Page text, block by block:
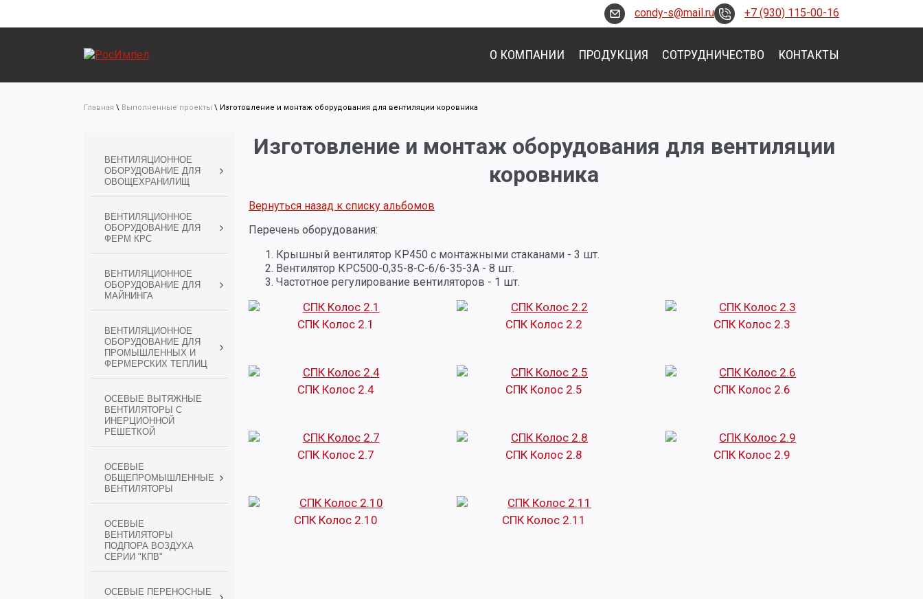
condy-s@mail.ru +7 (930) 115-00-16
О КОМПАНИИ ПРОДУКЦИЯ СОТРУДНИЧЕСТВО КОНТАКТЫ
Главная \ Выполненные проекты \ Изготовление и монтаж оборудования для вентиляции коровника
ВЕНТИЛЯЦИОННОЕ
ОБОРУДОВАНИЕ ДЛЯ
ОВОЩЕХРАНИЛИЩ
ВЕНТИЛЯЦИОННОЕ
ОБОРУДОВАНИЕ ДЛЯ
ФЕРМ КРС
ВЕНТИЛЯЦИОННОЕ
ОБОРУДОВАНИЕ ДЛЯ
МАЙНИНГА
ВЕНТИЛЯЦИОННОЕ
ОБОРУДОВАНИЕ ДЛЯ
ПРОМЫШЛЕННЫХ И
ФЕРМЕРСКИХ ТЕПЛИЦ
ОСЕВЫЕ ВЫТЯЖНЫЕ
ВЕНТИЛЯТОРЫ С
ИНЕРЦИОННОЙ
РЕШЕТКОЙ
ОСЕВЫЕ
ОБЩЕПРОМЫШЛЕННЫЕ
ВЕНТИЛЯТОРЫ
ОСЕВЫЕ
ВЕНТИЛЯТОРЫ
ПОДПОРА ВОЗДУХА
СЕРИИ "КПВ"
ОСЕВЫЕ ПЕРЕНОСНЫЕ
Изготовление и монтаж оборудования для вентиляции
коровника
Вернуться назад к списку альбомов
Перечень оборудования:
Крышный вентилятор КР450 с монтажными стаканами - 3 шт.
Вентилятор КРС500-0,35-8-С-6/6-35-3А - 8 шт.
Частотное регулирование вентиляторов - 1 шт.
СПК Колос 2.1 СПК Колос 2.2 СПК Колос 2.3
СПК Колос 2.4 СПК Колос 2.5 СПК Колос 2.6
СПК Колос 2.7 СПК Колос 2.8 СПК Колос 2.9
СПК Колос 2.10 СПК Колос 2.11